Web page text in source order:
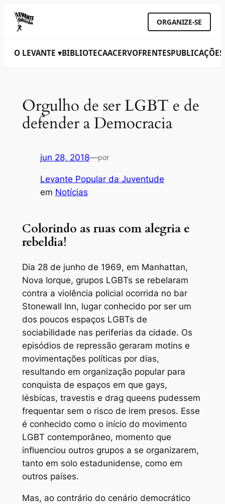
ORGANIZE-SE
O LEVANTE ▾BIBLIOTECAACERVOFRENTESPUBLICAÇÕES
Orgulho de ser LGBT e de
defender a Democracia
jun 28, 2018—por
Levante Popular da Juventude
em Notícias
Colorindo as ruas com alegria e
rebeldia!
Dia 28 de junho de 1969, em Manhattan,
Nova Iorque, grupos LGBTs se rebelaram
contra a violência policial ocorrida no bar
Stonewall Inn, lugar conhecido por ser um
dos poucos espaços LGBTs de
sociabilidade nas periferias da cidade. Os
episódios de repressão geraram motins e
movimentações políticas por dias,
resultando em organização popular para
conquista de espaços em que gays,
lésbicas, travestis e drag queens pudessem
frequentar sem o risco de irem presos. Esse
é conhecido como o início do movimento
LGBT contemporâneo, momento que
influenciou outros grupos a se organizarem,
tanto em solo estadunidense, como em
outros países.
Mas, ao contrário do cenário democrático